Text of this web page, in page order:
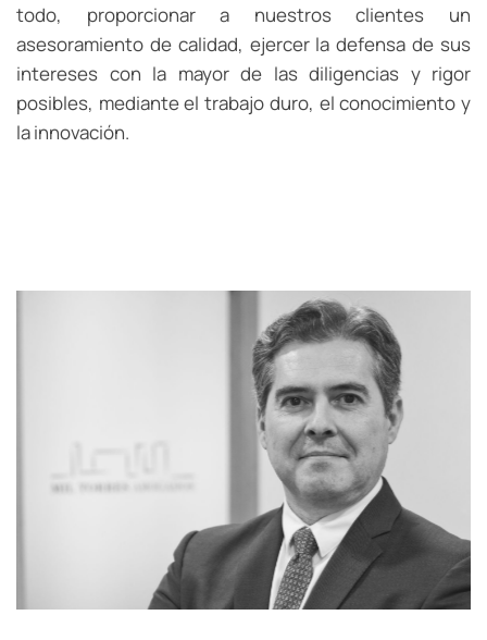
todo, proporcionar a nuestros clientes un
asesoramiento de calidad, ejercer la defensa de sus
intereses con la mayor de las diligencias y rigor
posibles, mediante el trabajo duro, el conocimiento y
la innovación.